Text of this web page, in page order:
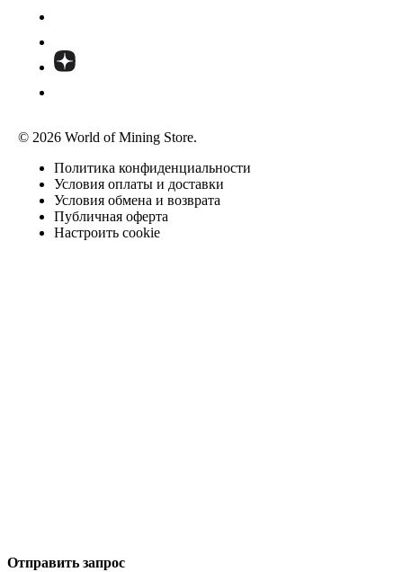
© 2026 World of Mining Store.
Политика конфиденциальности
Условия оплаты и доставки
Условия обмена и возврата
Публичная оферта
Настроить cookie
Отправить запрос